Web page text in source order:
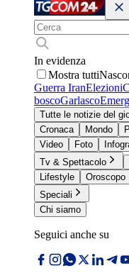
In evidenza
Mostra tutti
Guerra IranElezioni
boscoGarlasco
Tutte le notizie del
Cronaca
Mondo
Video
Foto
Tv & Spettacolo
Lifestyle
Oroscopo
Speciali
Chi siamo
Seguici anche su